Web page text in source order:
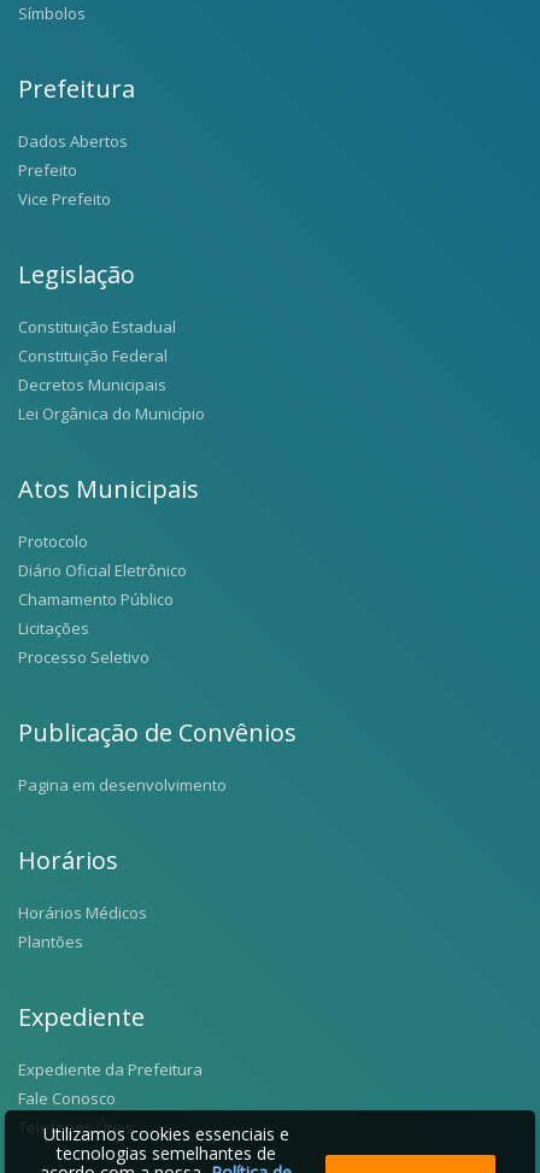
Símbolos
Prefeitura
Dados Abertos
Prefeito
Vice Prefeito
Legislação
Constituição Estadual
Constituição Federal
Decretos Municipais
Lei Orgânica do Município
Atos Municipais
Protocolo
Diário Oficial Eletrônico
Chamamento Público
Licitações
Processo Seletivo
Publicação de Convênios
Pagina em desenvolvimento
Horários
Horários Médicos
Plantões
Expediente
Expediente da Prefeitura
Fale Conosco
Telefones Úteis
Utilizamos cookies essenciais e
tecnologias semelhantes de